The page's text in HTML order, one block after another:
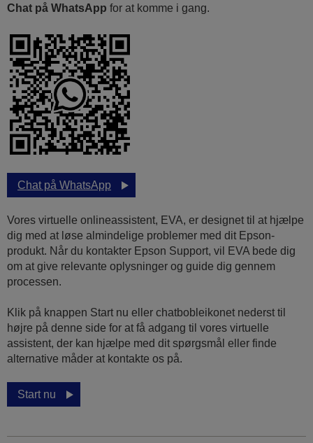
Chat på WhatsApp for at komme i gang.
Chat på WhatsApp
Vores virtuelle onlineassistent, EVA, er designet til at hjælpe
dig med at løse almindelige problemer med dit Epson-
produkt. Når du kontakter Epson Support, vil EVA bede dig
om at give relevante oplysninger og guide dig gennem
processen.
Klik på knappen Start nu eller chatbobleikonet nederst til
højre på denne side for at få adgang til vores virtuelle
assistent, der kan hjælpe med dit spørgsmål eller finde
alternative måder at kontakte os på.
Start nu